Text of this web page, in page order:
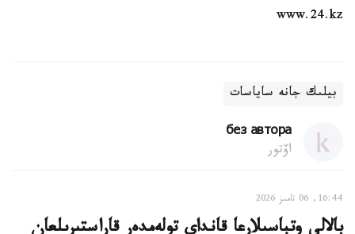
www.24.kz
بيلىك جانە ساياسات
без автора
اۆتور
16:44, 06 تامىز 2026